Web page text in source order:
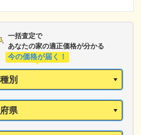
一括査定で
あなたの家の適正価格が分かる
今の価格が届く！